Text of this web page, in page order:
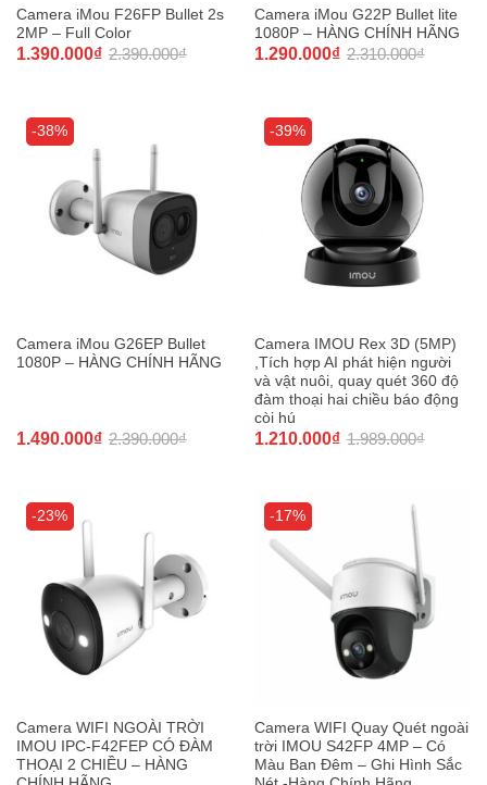
Camera iMou F26FP Bullet 2s
2MP – Full Color
2.390.000₫
1.390.000₫
Camera iMou G22P Bullet lite
1080P – HÀNG CHÍNH HÃNG
2.310.000₫
1.290.000₫
-38%
Camera iMou G26EP Bullet
1080P – HÀNG CHÍNH HÃNG
2.390.000₫
1.490.000₫
-39%
Camera IMOU Rex 3D (5MP)
,Tích hợp AI phát hiện người
và vật nuôi, quay quét 360 độ
đàm thoại hai chiều báo động
còi hú
1.989.000₫
1.210.000₫
-23%
Camera WIFI NGOÀI TRỜI
IMOU IPC-F42FEP CÓ ĐÀM
THOẠI 2 CHIỀU – HÀNG
-17%
Camera WIFI Quay Quét ngoài
trời IMOU S42FP 4MP – Có
Màu Ban Đêm – Ghi Hình Sắc